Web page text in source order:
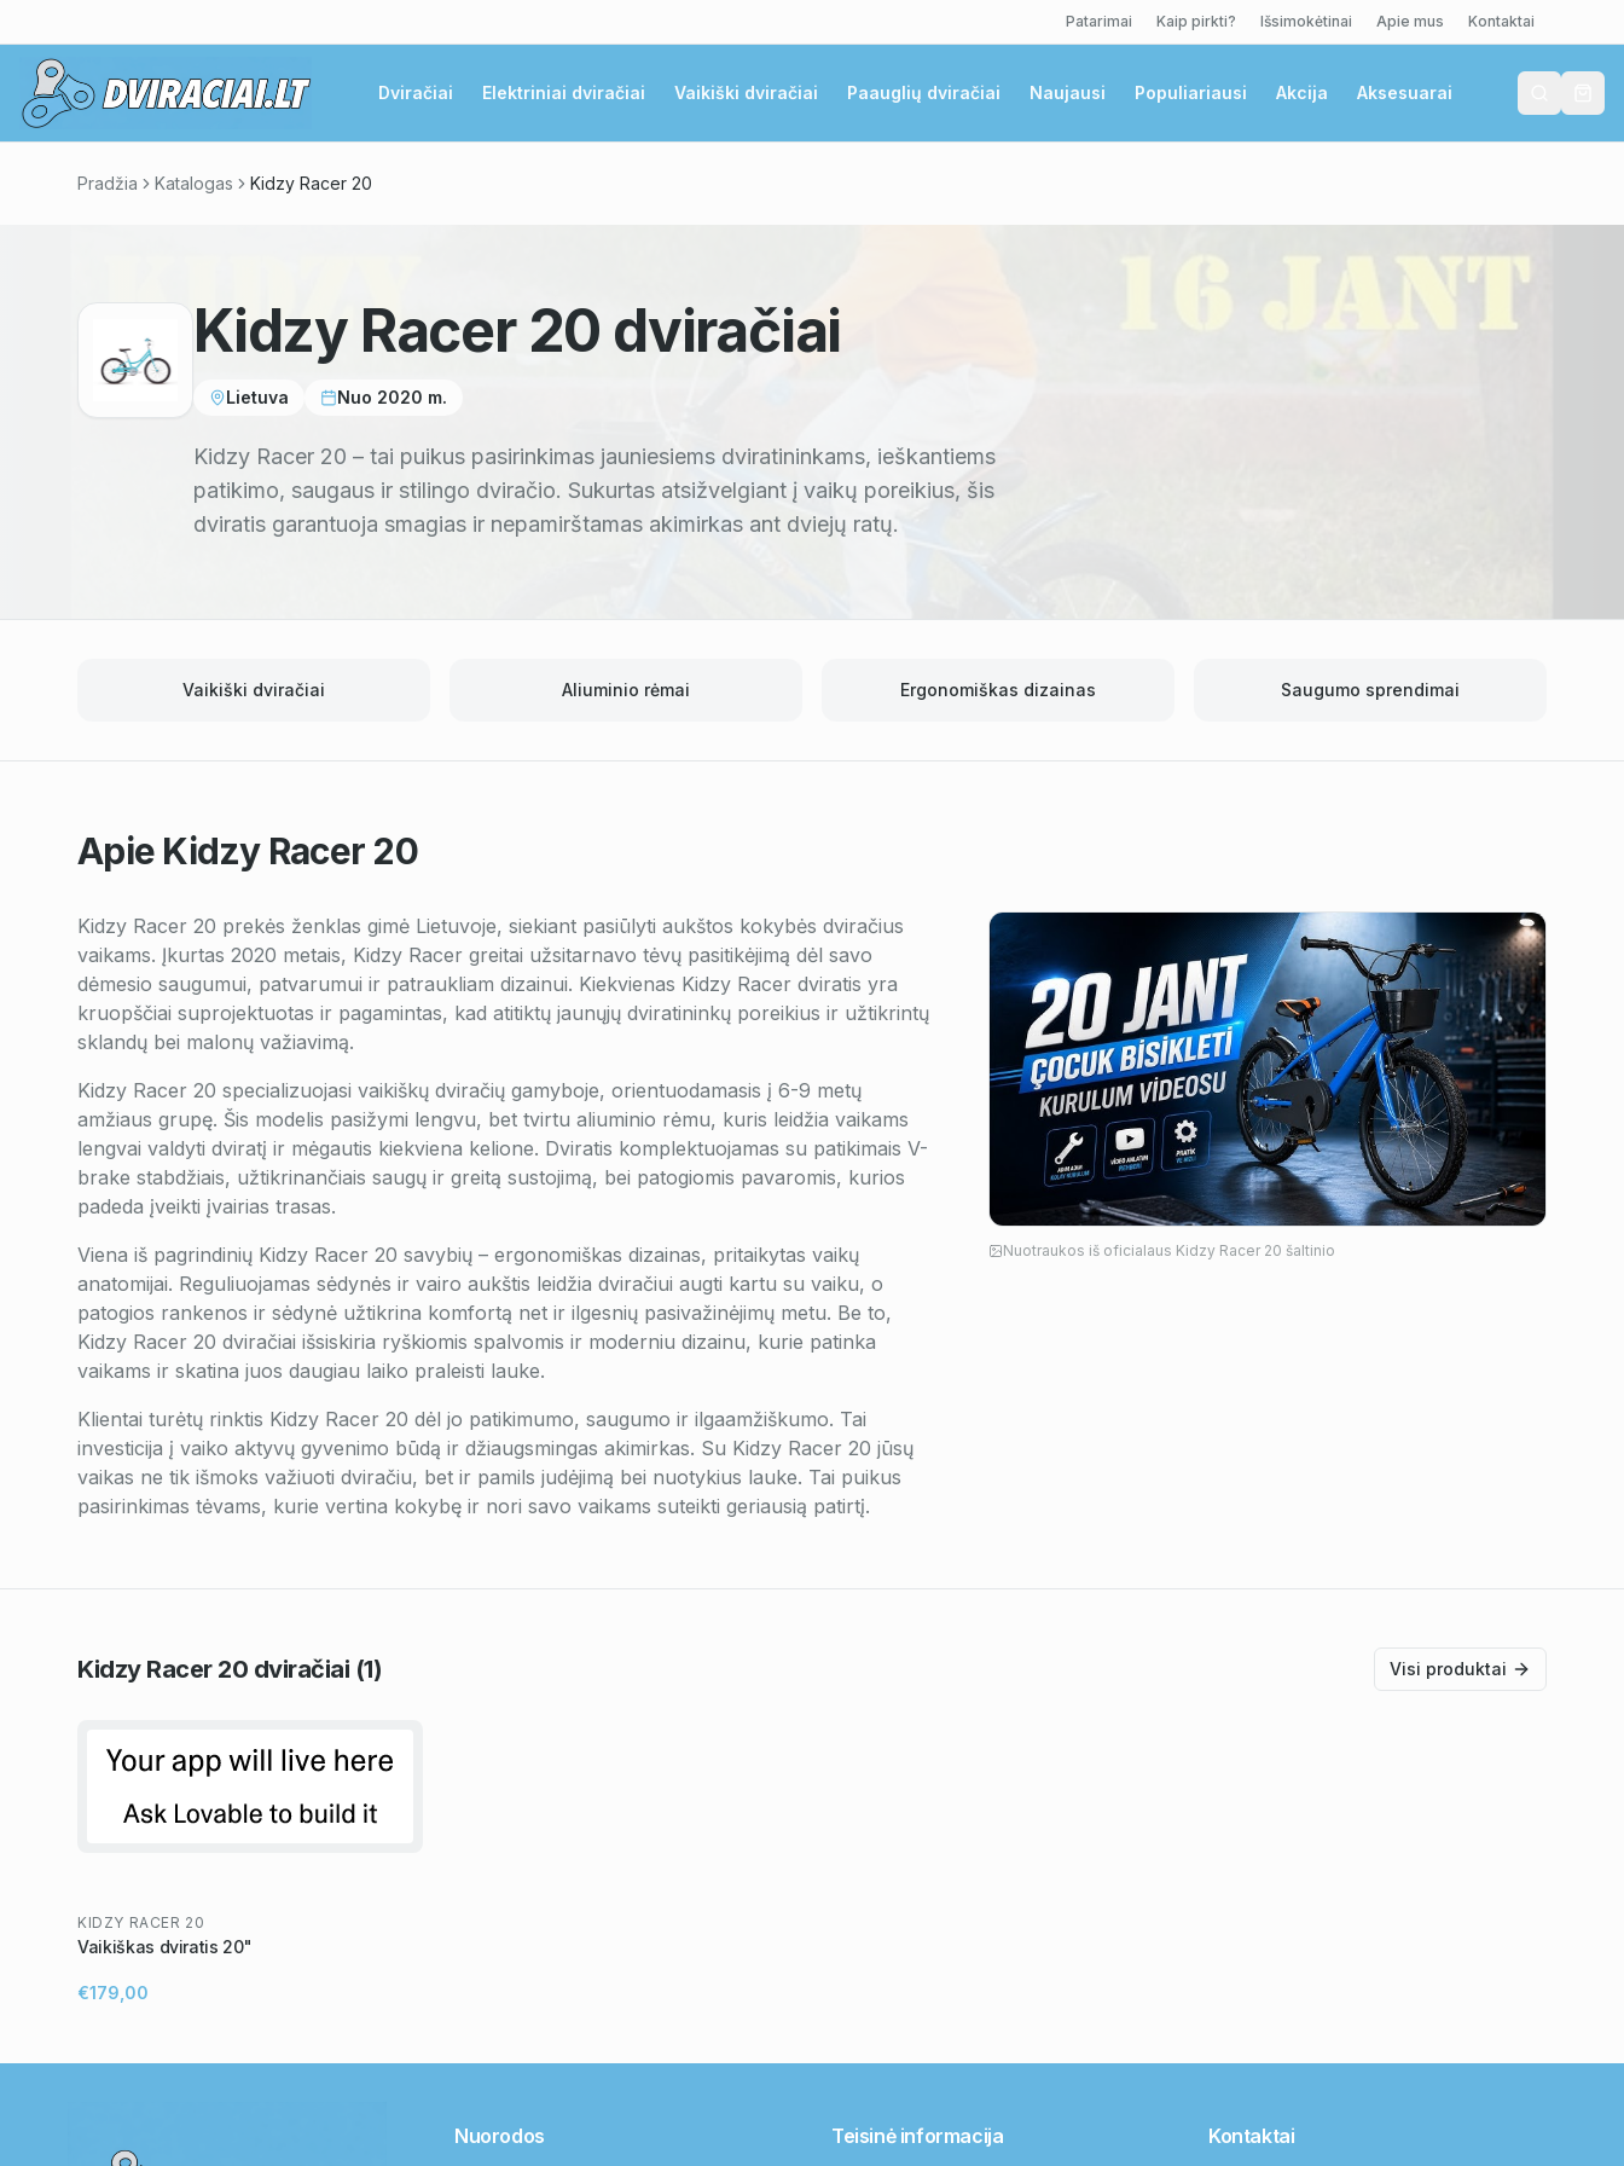
Patarimai Kaip pirkti? Išsimokėtinai Apie mus Kontaktai
Dviračiai Elektriniai dviračiai Vaikiški dviračiai Paauglių dviračiai Naujausi Populiariausi Akcija Aksesuarai
Pradžia Katalogas Kidzy Racer 20
Kidzy Racer 20 dviračiai
Lietuva Nuo 2020 m.
Kidzy Racer 20 – tai puikus pasirinkimas jauniesiems dviratininkams, ieškantiems
patikimo, saugaus ir stilingo dviračio. Sukurtas atsižvelgiant į vaikų poreikius, šis
dviratis garantuoja smagias ir nepamirštamas akimirkas ant dviejų ratų.
Vaikiški dviračiai Aliuminio rėmai Ergonomiškas dizainas Saugumo sprendimai
Apie Kidzy Racer 20
Kidzy Racer 20 prekės ženklas gimė Lietuvoje, siekiant pasiūlyti aukštos kokybės dviračius
vaikams. Įkurtas 2020 metais, Kidzy Racer greitai užsitarnavo tėvų pasitikėjimą dėl savo
dėmesio saugumui, patvarumui ir patraukliam dizainui. Kiekvienas Kidzy Racer dviratis yra
kruopščiai suprojektuotas ir pagamintas, kad atitiktų jaunųjų dviratininkų poreikius ir užtikrintų
sklandų bei malonų važiavimą.
Kidzy Racer 20 specializuojasi vaikiškų dviračių gamyboje, orientuodamasis į 6-9 metų
amžiaus grupę. Šis modelis pasižymi lengvu, bet tvirtu aliuminio rėmu, kuris leidžia vaikams
lengvai valdyti dviratį ir mėgautis kiekviena kelione. Dviratis komplektuojamas su patikimais V-
brake stabdžiais, užtikrinančiais saugų ir greitą sustojimą, bei patogiomis pavaromis, kurios
padeda įveikti įvairias trasas.
Viena iš pagrindinių Kidzy Racer 20 savybių – ergonomiškas dizainas, pritaikytas vaikų
anatomijai. Reguliuojamas sėdynės ir vairo aukštis leidžia dviračiui augti kartu su vaiku, o
patogios rankenos ir sėdynė užtikrina komfortą net ir ilgesnių pasivažinėjimų metu. Be to,
Kidzy Racer 20 dviračiai išsiskiria ryškiomis spalvomis ir moderniu dizainu, kurie patinka
vaikams ir skatina juos daugiau laiko praleisti lauke.
Klientai turėtų rinktis Kidzy Racer 20 dėl jo patikimumo, saugumo ir ilgaamžiškumo. Tai
investicija į vaiko aktyvų gyvenimo būdą ir džiaugsmingas akimirkas. Su Kidzy Racer 20 jūsų
vaikas ne tik išmoks važiuoti dviračiu, bet ir pamils judėjimą bei nuotykius lauke. Tai puikus
pasirinkimas tėvams, kurie vertina kokybę ir nori savo vaikams suteikti geriausią patirtį.
Nuotraukos iš oficialaus Kidzy Racer 20 šaltinio
Kidzy Racer 20 dviračiai (1) Visi produktai
KIDZY RACER 20
Vaikiškas dviratis 20"
€179,00
Nuorodos Teisinė informacija Kontaktai